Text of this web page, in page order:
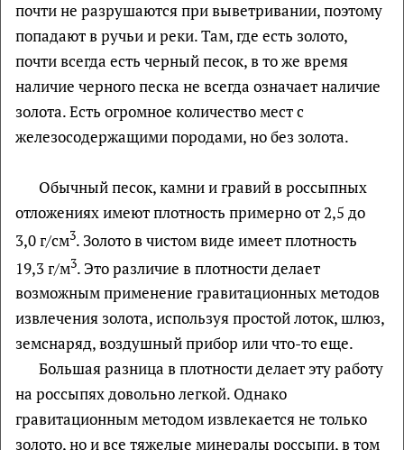
почти не разрушаются при выветривании, поэтому
попадают в ручьи и реки. Там, где есть золото,
почти всегда есть черный песок, в то же время
наличие черного песка не всегда означает наличие
золота. Есть огромное количество мест с
железосодержащими породами, но без золота.
Обычный песок, камни и гравий в россыпных
отложениях имеют плотность примерно от 2,5 до
3,0 г/см3. Золото в чистом виде имеет плотность
19,3 г/м3. Это различие в плотности делает
возможным применение гравитационных методов
извлечения золота, используя простой лоток, шлюз,
земснаряд, воздушный прибор или что-то еще.
Большая разница в плотности делает эту работу
на россыпях довольно легкой. Однако
гравитационным методом извлекается не только
золото, но и все тяжелые минералы россыпи, в том